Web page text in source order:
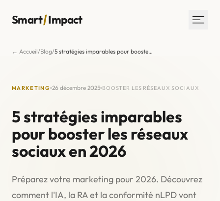
Smart/Impact
L’agence
Contact
30 MIN AVEC UN EXPERT
← Accueil/Blog/ 5 stratégies imparables pour booster les réseaux sociaux en 2026
MARKETING 26 décembre 2025 BOOSTER LES RÉSEAUX SOCIAUX
5 stratégies imparables
pour booster les réseaux
sociaux en 2026
Préparez votre marketing pour 2026. Découvrez
comment l'IA, la RA et la conformité nLPD vont